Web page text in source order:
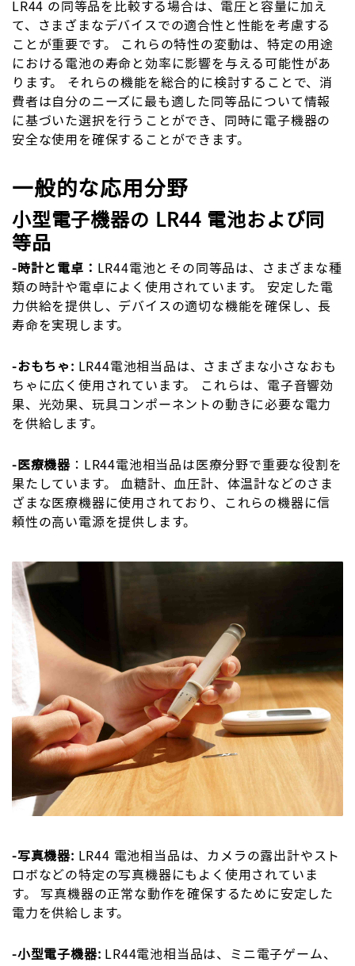
LR44 の同等品を比較する場合は、電圧と容量に加え
て、さまざまなデバイスでの適合性と性能を考慮する
ことが重要です。 これらの特性の変動は、特定の用途
における電池の寿命と効率に影響を与える可能性があ
ります。 それらの機能を総合的に検討することで、消
費者は自分のニーズに最も適した同等品について情報
に基づいた選択を行うことができ、同時に電子機器の
安全な使用を確保することができます。
一般的な応用分野
小型電子機器の LR44 電池および同
等品
-時計と電卓：
LR44電池とその同等品は、さまざまな種
類の時計や電卓によく使用されています。 安定した電
力供給を提供し、デバイスの適切な機能を確保し、長
寿命を実現します。
-おもちゃ: LR44電池相当品は、さまざまな小さなおも
ちゃに広く使用されています。 これらは、電子音響効
果、光効果、玩具コンポーネントの動きに必要な電力
を供給します。
-医療機器 ：LR44電池相当品は医療分野で重要な役割を
果たしています。 血糖計、血圧計、体温計などのさま
ざまな医療機器に使用されており、これらの機器に信
頼性の高い電源を提供します。
-写真機器: LR44 電池相当品は、カメラの露出計やスト
ロボなどの特定の写真機器にもよく使用されていま
す。 写真機器の正常な動作を確保するために安定した
電力を供給します。
-小型電子機器: LR44電池相当品は、ミニ電子ゲーム、